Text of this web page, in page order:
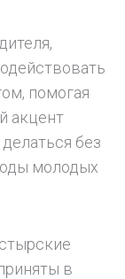
помогая
акцент
без
молодых
в